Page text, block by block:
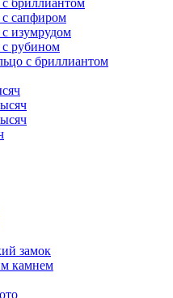
с бриллиантом
с сапфиром
с изумрудом
с рубином
с бриллиантом
замок
камнем